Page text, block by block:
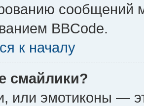
сообщений
BBCode.
к началу
смайлики?
или эмотиконы —